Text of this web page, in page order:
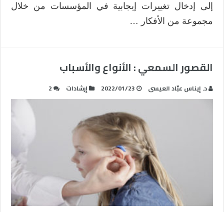
إلى إدخال تغييرات إيجابية في المؤسسات من خلال
مجموعة من الأفكار …
القصور السمعي : الأنواع والأسباب
د. إيناس عبّاد العيسى 2022/01/23 إرشادات 2